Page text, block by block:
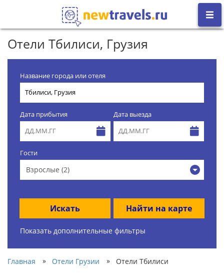
Отели Тбилиси, Грузия
Название города или отеля
Дата прибытия Дата выезда
Гости
Взрослые (2)
Искать Найти на карте
Показать дополнительные фильтры
Главная » Отели Грузии » Отели Тбилиси